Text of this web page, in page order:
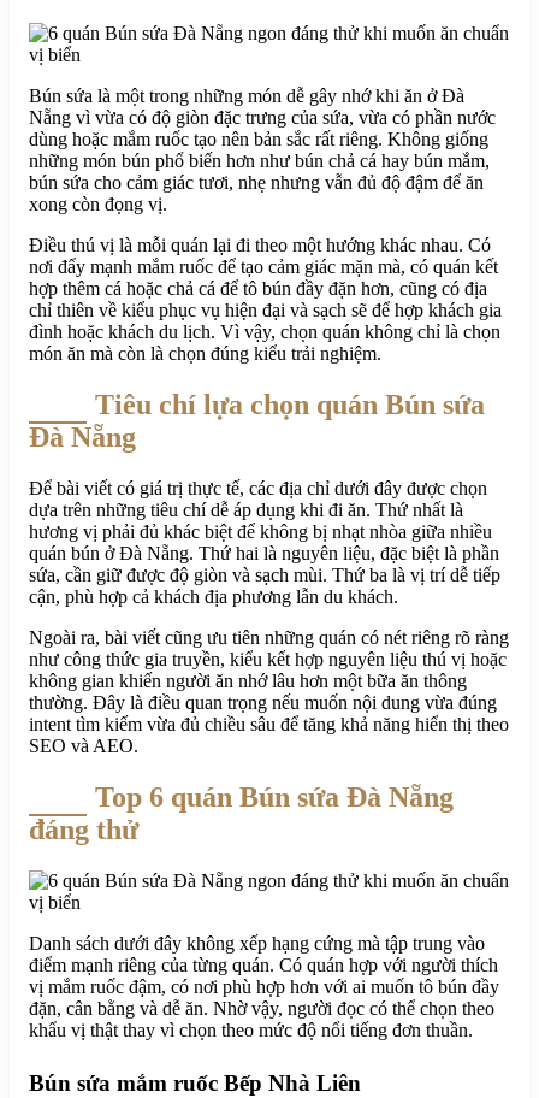
Bún sứa là một trong những món dễ gây nhớ khi ăn ở Đà
Nẵng vì vừa có độ giòn đặc trưng của sứa, vừa có phần nước
dùng hoặc mắm ruốc tạo nên bản sắc rất riêng. Không giống
những món bún phổ biến hơn như bún chả cá hay bún mắm,
bún sứa cho cảm giác tươi, nhẹ nhưng vẫn đủ độ đậm để ăn
xong còn đọng vị.
Điều thú vị là mỗi quán lại đi theo một hướng khác nhau. Có
nơi đẩy mạnh mắm ruốc để tạo cảm giác mặn mà, có quán kết
hợp thêm cá hoặc chả cá để tô bún đầy đặn hơn, cũng có địa
chỉ thiên về kiểu phục vụ hiện đại và sạch sẽ để hợp khách gia
đình hoặc khách du lịch. Vì vậy, chọn quán không chỉ là chọn
món ăn mà còn là chọn đúng kiểu trải nghiệm.
Tiêu chí lựa chọn quán Bún sứa
Đà Nẵng
Để bài viết có giá trị thực tế, các địa chỉ dưới đây được chọn
dựa trên những tiêu chí dễ áp dụng khi đi ăn. Thứ nhất là
hương vị phải đủ khác biệt để không bị nhạt nhòa giữa nhiều
quán bún ở Đà Nẵng. Thứ hai là nguyên liệu, đặc biệt là phần
sứa, cần giữ được độ giòn và sạch mùi. Thứ ba là vị trí dễ tiếp
cận, phù hợp cả khách địa phương lẫn du khách.
Ngoài ra, bài viết cũng ưu tiên những quán có nét riêng rõ ràng
như công thức gia truyền, kiểu kết hợp nguyên liệu thú vị hoặc
không gian khiến người ăn nhớ lâu hơn một bữa ăn thông
thường. Đây là điều quan trọng nếu muốn nội dung vừa đúng
intent tìm kiếm vừa đủ chiều sâu để tăng khả năng hiển thị theo
SEO và AEO.
Top 6 quán Bún sứa Đà Nẵng
đáng thử
Danh sách dưới đây không xếp hạng cứng mà tập trung vào
điểm mạnh riêng của từng quán. Có quán hợp với người thích
vị mắm ruốc đậm, có nơi phù hợp hơn với ai muốn tô bún đầy
đặn, cân bằng và dễ ăn. Nhờ vậy, người đọc có thể chọn theo
khẩu vị thật thay vì chọn theo mức độ nổi tiếng đơn thuần.
Bún sứa mắm ruốc Bếp Nhà Liên